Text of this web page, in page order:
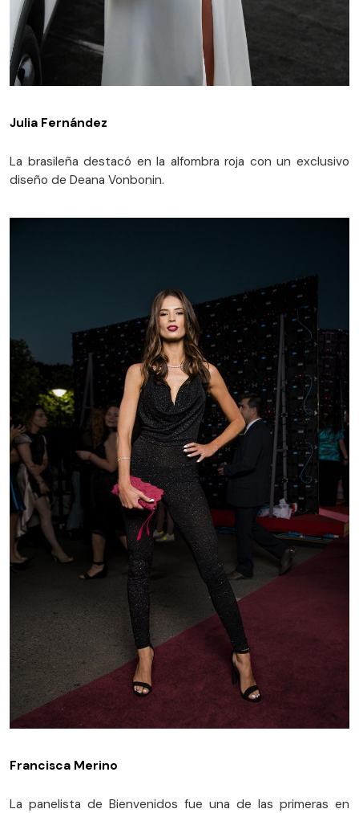
Julia Fernández
La brasileña destacó en la alfombra roja con un exclusivo
diseño de Deana Vonbonin.
Francisca Merino
La panelista de Bienvenidos fue una de las primeras en